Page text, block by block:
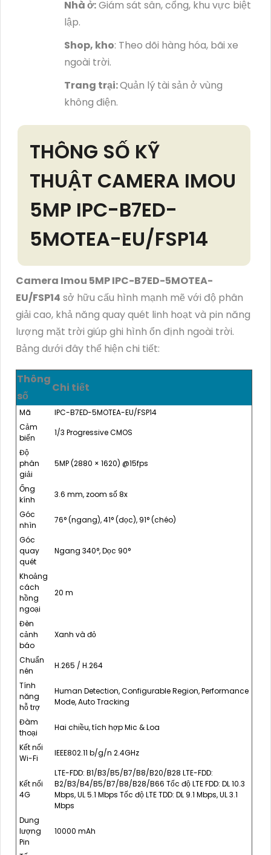
Nhà ở:Giám sát sân, cổng, khu vực biệt
lập.
Shop, kho: Theo dõi hàng hóa, bãi xe
ngoài trời.
Trang trại:Quản lý tài sản ở vùng
không điện.
THÔNG SỐ KỸ
THUẬT CAMERA IMOU
5MP IPC-B7ED-
5MOTEA-EU/FSP14
Camera Imou 5MP IPC-B7ED-5MOTEA-
EU/FSP14 sở hữu cấu hình mạnh mẽ với độ phân
giải cao, khả năng quay quét linh hoạt và pin năng
lượng mặt trời giúp ghi hình ổn định ngoài trời.
Bảng dưới đây thể hiện chi tiết:
Thông
số
Chi tiết
Mã
IPC-B7ED-5MOTEA-EU/FSP14
Cảm
biến
1/3 Progressive CMOS
Độ
phân
giải
5MP (2880 × 1620) @15fps
Ống
kính
3.6 mm, zoom số 8x
Góc
nhìn
76° (ngang), 41° (dọc), 91° (chéo)
Góc
quay
quét
Ngang 340°, Dọc 90°
Khoảng
cách
hồng
ngoại
20 m
Đèn
cảnh
báo
Xanh và đỏ
Chuẩn
nén
H.265 / H.264
Tính
năng
hỗ trợ
Human Detection, Configurable Region, Performance
Mode, Auto Tracking
Đàm
thoại
Hai chiều, tích hợp Mic & Loa
Kết nối
Wi-Fi
IEEE802.11 b/g/n 2.4GHz
Kết nối
4G
LTE-FDD: B1/B3/B5/B7/B8/B20/B28 LTE-FDD:
B2/B3/B4/B5/B7/B8/B28/B66 Tốc độ LTE FDD: DL 10.3
Mbps, UL 5.1 Mbps Tốc độ LTE TDD: DL 9.1 Mbps, UL 3.1
Mbps
Dung
lượng
Pin
10000 mAh